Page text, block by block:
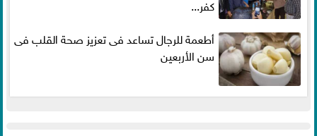
كفر...
أطعمة للرجال تساعد فى تعزيز صحة القلب فى
سن الأربعين